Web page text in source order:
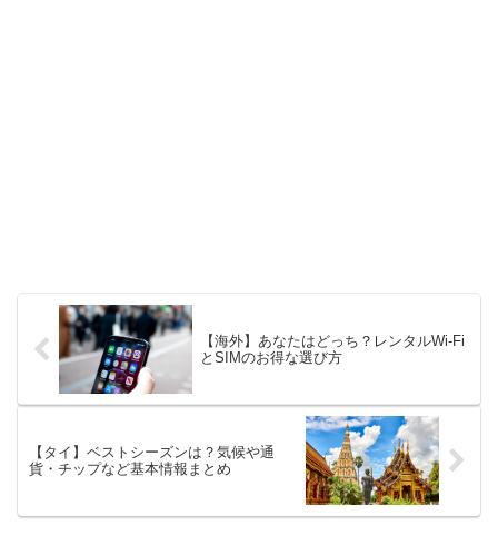
【海外】あなたはどっち？レンタルWi-Fi
とSIMのお得な選び方
【タイ】ベストシーズンは？気候や通
貨・チップなど基本情報まとめ